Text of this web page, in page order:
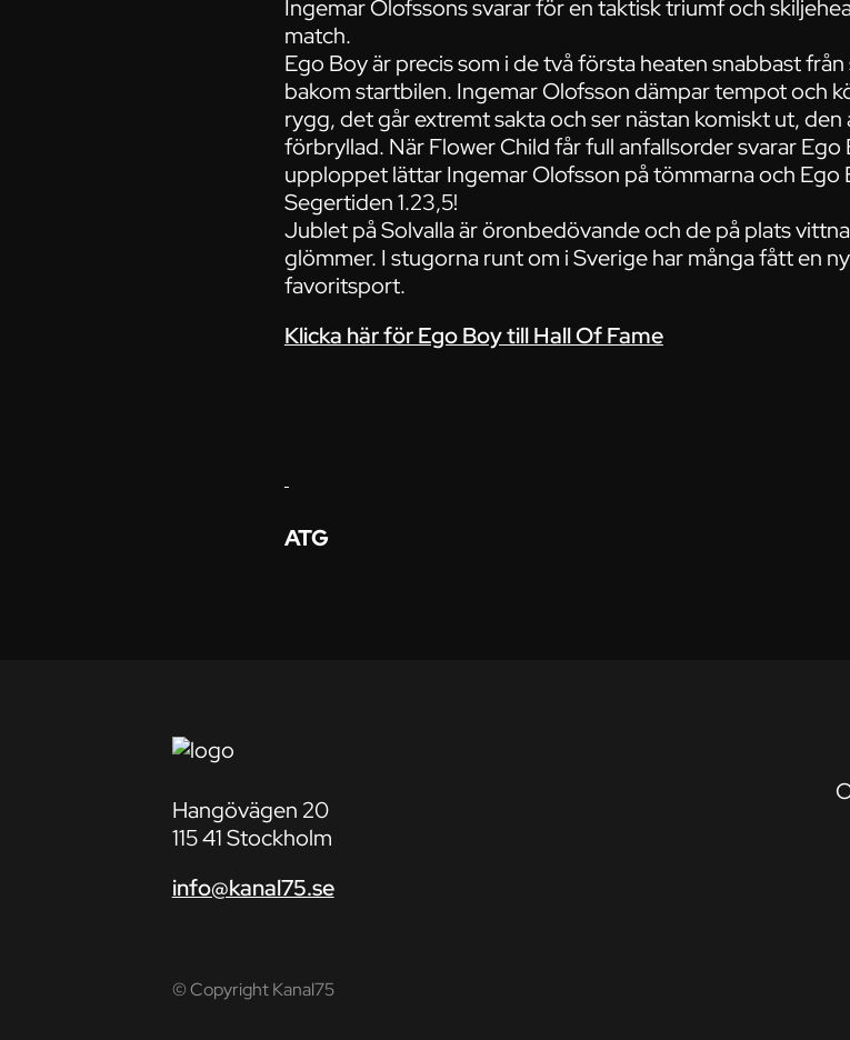
Ingemar Olofssons svarar för en taktisk triumf och
match.
Ego Boy är precis som i de två första heaten snabbast
bakom startbilen. Ingemar Olofsson dämpar tempot och
rygg, det går extremt sakta och ser nästan komiskt ut, den
förbryllad. När Flower Child får full anfallsorder svarar Ego
upploppet lättar Ingemar Olofsson på tömmarna och Ego
Segertiden 1.23,5!
Jublet på Solvalla är öronbedövande och de på plats
glömmer. I stugorna runt om i Sverige har många fått en
favoritsport.
Klicka här för Ego Boy till Hall Of Fame
ATG
Hangövägen 20
115 41 Stockholm
info@kanal75.se
© Copyright Kanal75